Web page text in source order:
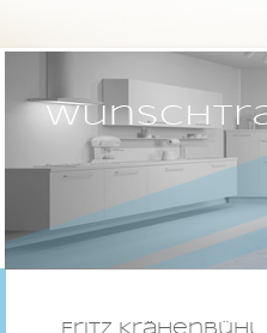
Fritz Krähenbühl